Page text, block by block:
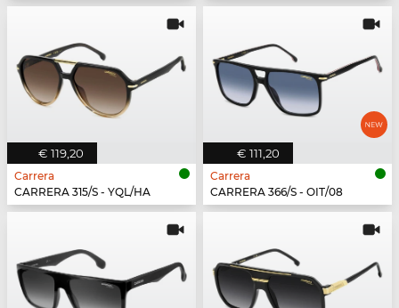
€ 119,20
Carrera
CARRERA 315/S - YQL/HA
€ 111,20
Carrera
CARRERA 366/S - OIT/08